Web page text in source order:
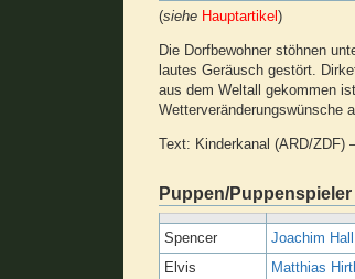
(siehe Hauptartikel )
Die Dorfbewohner stöhnen
lautes Geräusch gestört.
aus dem Weltall gekommen
Wetterveränderungswünsche
Text: Kinderkanal (ARD/ZDF)
Puppen/Puppenspieler
Spencer Joachim Hall
Elvis
Matthias